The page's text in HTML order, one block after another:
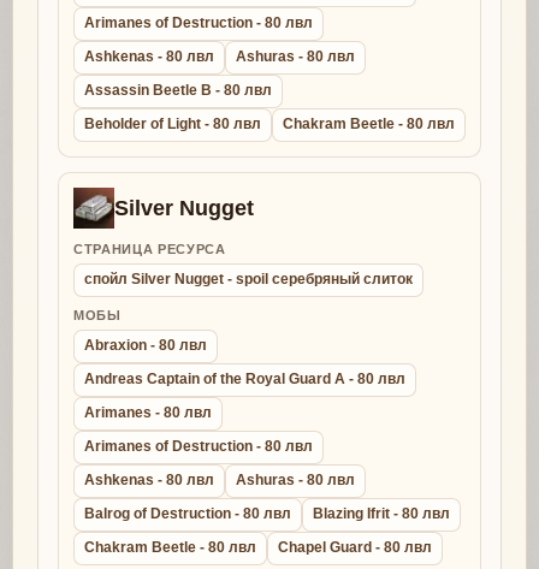
Arimanes of Destruction - 80 лвл
Ashkenas - 80 лвл
Ashuras - 80 лвл
Assassin Beetle B - 80 лвл
Beholder of Light - 80 лвл
Chakram Beetle - 80 лвл
Silver Nugget
СТРАНИЦА РЕСУРСА
спойл Silver Nugget - spoil серебряный слиток
МОБЫ
Abraxion - 80 лвл
Andreas Captain of the Royal Guard A - 80 лвл
Arimanes - 80 лвл
Arimanes of Destruction - 80 лвл
Ashkenas - 80 лвл
Ashuras - 80 лвл
Balrog of Destruction - 80 лвл
Blazing Ifrit - 80 лвл
Chakram Beetle - 80 лвл
Chapel Guard - 80 лвл